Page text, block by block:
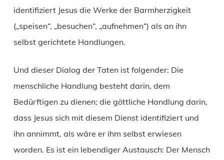
identifiziert Jesus die Werke der Barmherzigkeit
(„speisen“, „besuchen“, „aufnehmen“) als an ihn
selbst gerichtete Handlungen.
Und dieser Dialog der Taten ist folgender: Die
menschliche Handlung besteht darin, dem
Bedürftigen zu dienen; die göttliche Handlung darin,
dass Jesus sich mit diesem Dienst identifiziert und
ihn annimmt, als wäre er ihm selbst erwiesen
worden. Es ist ein lebendiger Austausch: Der Mensch